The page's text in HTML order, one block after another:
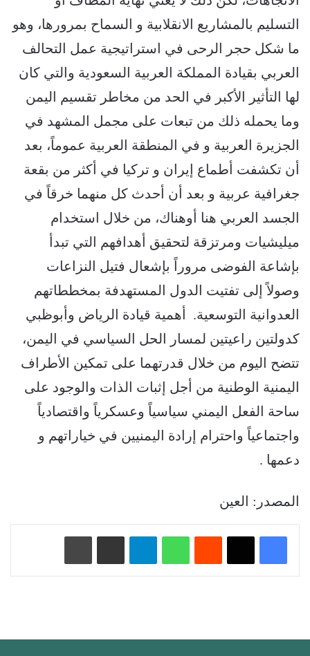
التسليم بالمشاريع الانقلابية و السماح بمرورها، وهو
ما شكل حجر الرحى في استراتيجية عمل التحالف
العربي بقيادة المملكة العربية السعودية والتي كان
لها التأثير الأكبر في الحد من مخاطر تقسيم اليمن
وما يحمله ذلك من تبعات على مجمل المشهد في
الجزيرة العربية و في المنطقة العربية عموماً، بعد
أن تكشفت أطماع إيران و تركيا في أكثر من بقعة
جغرافية عربية و بعد أن أحدث كل منهما خرقاً في
الجسد العربي هنا أوهناك، من خلال استخدام
ميليشيات ومرتزقة لتحقيق أهدافهم التي تبدأ
بإشاعة الفوضى مروراً بإشعال فتيل النزاعات
وصولاً إلى تفتيت الدول المستهدفة بمخططاتهم
العدوانية التوسعية. أهمية قيادة الرياض وأبوظبي
كدولتين راعيتين لمسار الحل السياسي في اليمن،
تتضح اليوم من خلال قدرتهما على تمكين الأطراف
اليمنية الوطنية من أجل إثبات الذات والوجود على
ساحة الفعل اليمني سياسياً وعسكرياً واقتصادياً
واجتماعياً واحترام إرادة اليمنيين في خياراتهم و
دعمها .
المصدر: العين
واتساب تيلقرام